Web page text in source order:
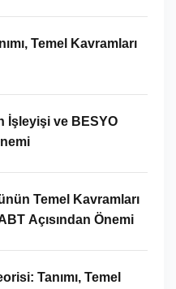
Temel Kavramları
İşleyişi ve BESYO
Temel Kavramları
Açısından Önemi
Tanımı, Temel